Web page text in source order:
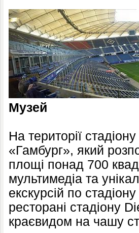
Музей
На території
«Гамбург», який
площі понад 700
мультимедіа та
екскурсій по
ресторані стадіону
краєвидом на чашу